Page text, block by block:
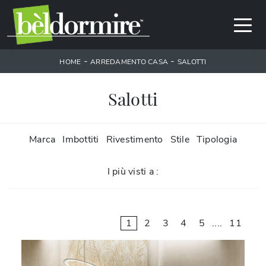
HOME -ARREDAMENTO CASA - SALOTTI
Salotti
Marca Imbottiti Rivestimento Stile Tipologia
I più visti a :
1 2 3 4 5 .... 11